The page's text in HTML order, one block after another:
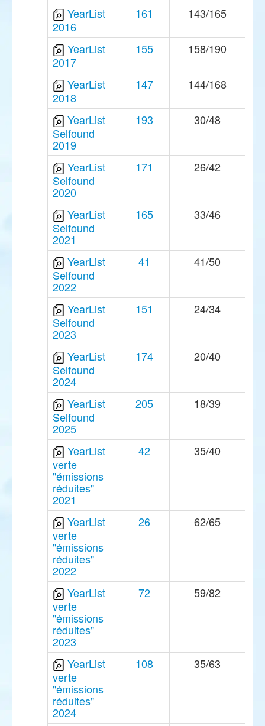
YearList
2016
161 143/165
YearList
2017
155 158/190
YearList
2018
147 144/168
YearList
Selfound
2019
193 30/48
YearList
Selfound
2020
171 26/42
YearList
Selfound
2021
165 33/46
YearList
Selfound
2022
41 41/50
YearList
Selfound
2023
151 24/34
YearList
Selfound
2024
174 20/40
YearList
Selfound
2025
205 18/39
YearList
verte
"émissions
réduites"
2021
42 35/40
YearList
verte
"émissions
réduites"
2022
26 62/65
YearList
verte
"émissions
réduites"
2023
72 59/82
YearList
verte
"émissions
réduites"
2024
108 35/63